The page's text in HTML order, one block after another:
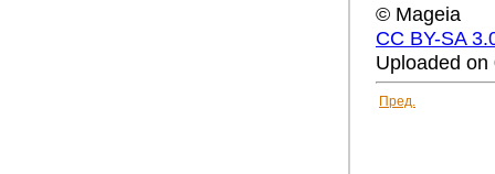
© Mageia
CC BY-SA
Uploaded
Пред.